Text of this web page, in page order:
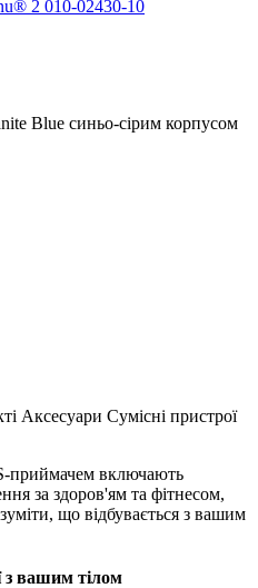
Blue синьо-сірим корпусом
Аксесуари Сумісні пристрої
приймачем включають
за здоров'ям та фітнесом,
що відбувається з вашим
з вашим тілом